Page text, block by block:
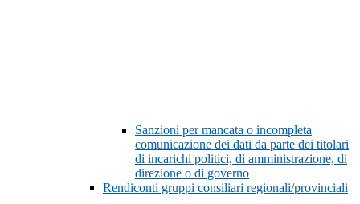
Sanzioni per mancata o incompleta
comunicazione dei dati da parte dei titolari
di incarichi politici, di amministrazione, di
direzione o di governo
Rendiconti gruppi consiliari regionali/provinciali